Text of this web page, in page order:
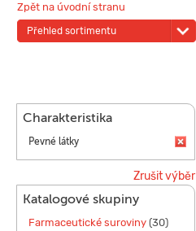
Zpět na úvodní stranu
Přehled sortimentu
Charakteristika
Pevné látky
Zrušit výběr
Katalogové skupiny
Farmaceutické suroviny (30)